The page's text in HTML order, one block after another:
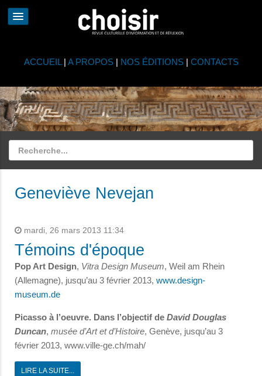
ACCUEIL | A PROPOS| NOS ÉDITIONS| CONTACTS
Geneviève Nevejan
mardi, 26 mars 2013 11:34
Témoins d'époque
Pop Art Design, Vitra Design Museum, Weil am Rhein
(Allemagne), jusqu’au 3 février 2013, www.design-
museum.de
Picasso à l’oeuvre. Dans l’objectif de David Douglas
Duncan, musée d’Art et d’Histoire, Genève, jusqu’au 3
février 2013, www.ville-ge.ch/mah/
LIRE LA SUITE...